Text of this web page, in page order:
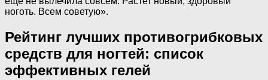
ноготь. Всем советую».
Рейтинг лучших противогрибковых
средств для ногтей: список
эффективных гелей